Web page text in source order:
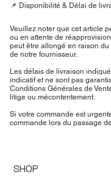
📌 Disponibilité & Délai de
Veuillez noter que cet article
ou en attente de
peut être allongé en raison
de notre fournisseur.
Les délais de livraison
indicatif et ne sont pas
Conditions Générales de
litige ou mécontentement.
Si votre commande est
commande lors du passage
SHOP